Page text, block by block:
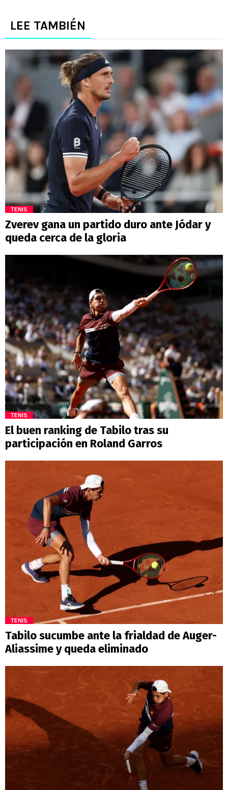
LEE TAMBIÉN
TENIS
Zverev gana un partido duro ante Jódar y
queda cerca de la gloria
TENIS
El buen ranking de Tabilo tras su
participación en Roland Garros
TENIS
Tabilo sucumbe ante la frialdad de Auger-
Aliassime y queda eliminado